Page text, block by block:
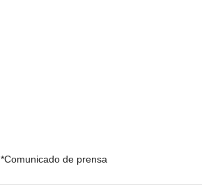
*Comunicado de prensa